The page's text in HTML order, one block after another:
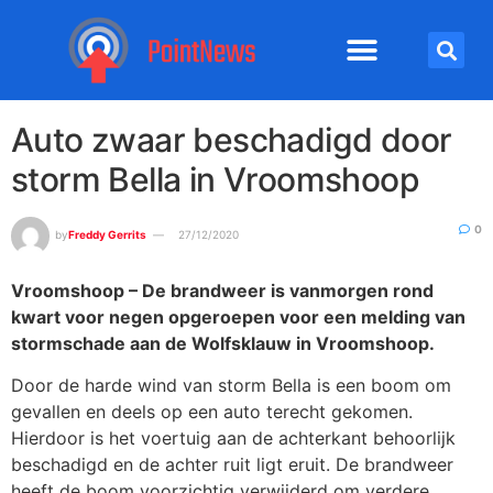
Auto zwaar beschadigd door
storm Bella in Vroomshoop
byFreddy Gerrits 27/12/2020 0
Vroomshoop – De brandweer is vanmorgen rond
kwart voor negen opgeroepen voor een melding van
stormschade aan de Wolfsklauw in Vroomshoop.
Door de harde wind van storm Bella is een boom om
gevallen en deels op een auto terecht gekomen.
Hierdoor is het voertuig aan de achterkant behoorlijk
beschadigd en de achter ruit ligt eruit. De brandweer